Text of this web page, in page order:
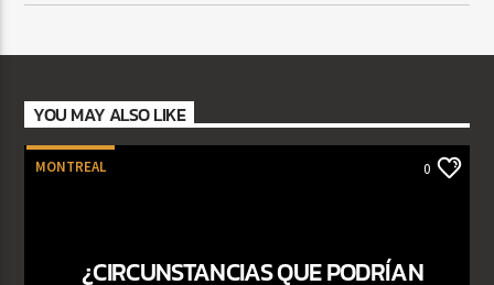
YOU MAY ALSO LIKE
MONTREAL 0
¿CIRCUNSTANCIAS QUE PODRÍAN